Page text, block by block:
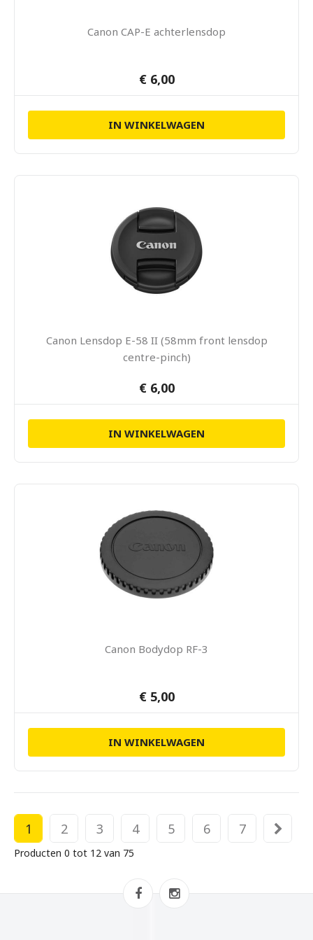
Canon CAP-E achterlensdop
€ 6,00
IN WINKELWAGEN
Canon Lensdop E-58 II (58mm front lensdop
centre-pinch)
€ 6,00
IN WINKELWAGEN
Canon Bodydop RF-3
€ 5,00
IN WINKELWAGEN
1 2 3 4 5 6 7
Producten 0 tot 12 van 75